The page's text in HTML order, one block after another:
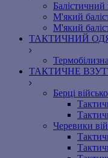
Балістичний
М'який
М'який
ТАКТИЧНИЙ
ТАКТИЧНЕ
Берці
Черевики